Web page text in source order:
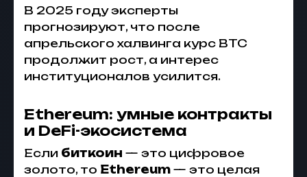
В 2025 году эксперты
прогнозируют, что после
апрельского халвинга курс BTC
продолжит рост, а интерес
институционалов усилится.
Ethereum: умные контракты
и DeFi-экосистема
Если биткоин — это цифровое
золото, то Ethereum — это целая